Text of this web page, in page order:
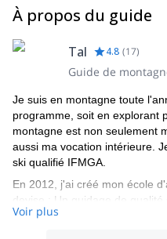
Techniques d'auto-arrêt
Expérience de base
Déplacement sur glacier
À propos du guide
Tal 4.8 (17)
Guide de
Je suis en montagne toute
programme, soit en explorant
montagne est non seulement
aussi ma vocation intérieure.
ski qualifié IFMGA.
En 2012, j'ai créé mon école
devise : Un guidage de
Vous pouvez compter sur un
Voir plus